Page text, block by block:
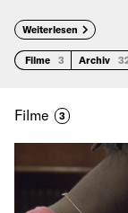
Weiterlesen
Filme 3 Archiv
Filme 3